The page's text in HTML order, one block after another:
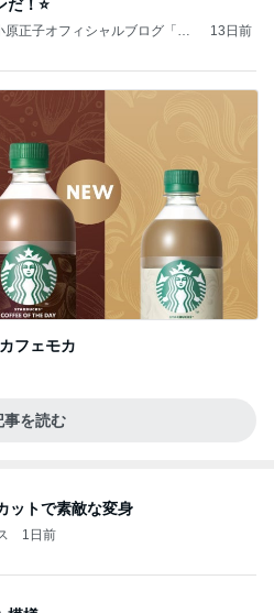
だ！⭐️
原正子オフィシャルブログ「女
13日前
フェモカ
事を読む
ットで素敵な変身
1日前